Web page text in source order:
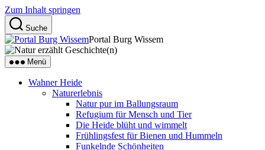
Zum Inhalt springen
Suche
Portal Burg Wissem
Menü
Wahner Heide
Naturerlebnis
Natur pur im Ballungsraum
Refugium für Mensch und Tier
Die Heide blüht und wimmelt
Frühlingsfest für Bienen und Hummeln
Funkelnde Schönheiten